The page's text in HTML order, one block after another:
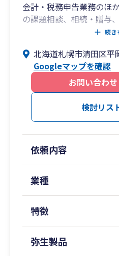
会計・税務申告業務のほ
の課題相談、相続・贈与
スのお客様で、会計処理
ひ一度ご相談ください。
私一人の事務所なので、
税理士をお探しの方は是
続き
北海道札幌市清田区
Googleマップを確認
お問い合わせ
検討リス
依頼内容
業種
特徴
弥生製品